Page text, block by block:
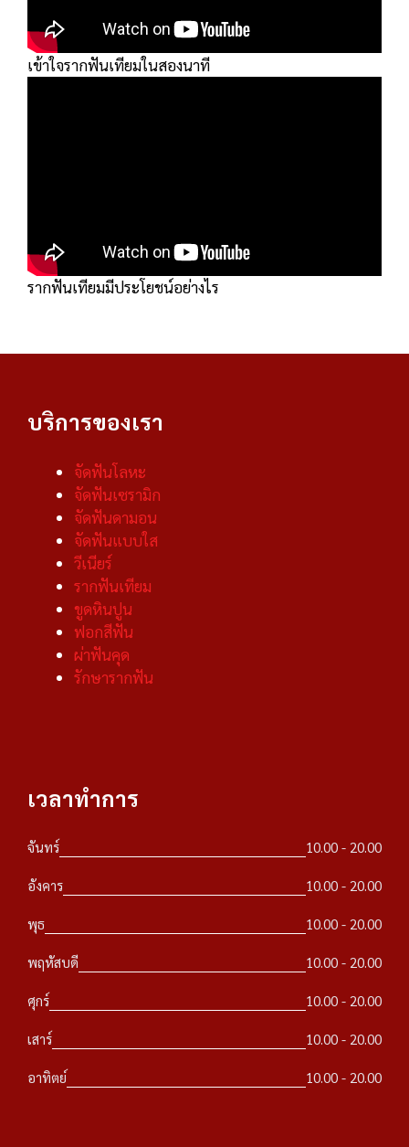
เข้าใจรากฟันเทียมในสองนาที
รากฟันเทียมมีประโยชน์อย่างไร
บริการของเรา
จัดฟันโลหะ
จัดฟันเซรามิก
จัดฟันดามอน
จัดฟันแบบใส
วีเนียร์
รากฟันเทียม
ขูดหินปูน
ฟอกสีฟัน
ผ่าฟันคุด
รักษารากฟัน
เวลาทำการ
จันทร์ 10.00 - 20.00
อังคาร 10.00 - 20.00
พุธ 10.00 - 20.00
พฤหัสบดี 10.00 - 20.00
ศุกร์ 10.00 - 20.00
เสาร์ 10.00 - 20.00
อาทิตย์ 10.00 - 20.00